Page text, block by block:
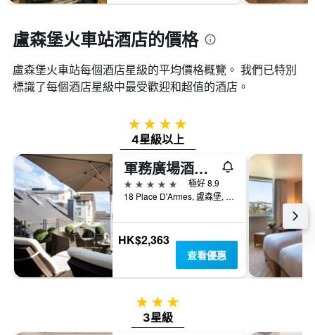
盧森堡火車站酒店的價格
盧森堡火車站​每個酒店星級的平均價格概覽。 我們已特別
標識了每個酒店星級中最受歡迎和超值的酒店。
4星級
4星級以上
軍務廣場酒店 - 盧森堡市
5星級
極好 8.9
18 Place D'Armes, 盧森堡, 盧森堡區, 盧森堡
HK$2,363
查看優惠
3星級
3星級